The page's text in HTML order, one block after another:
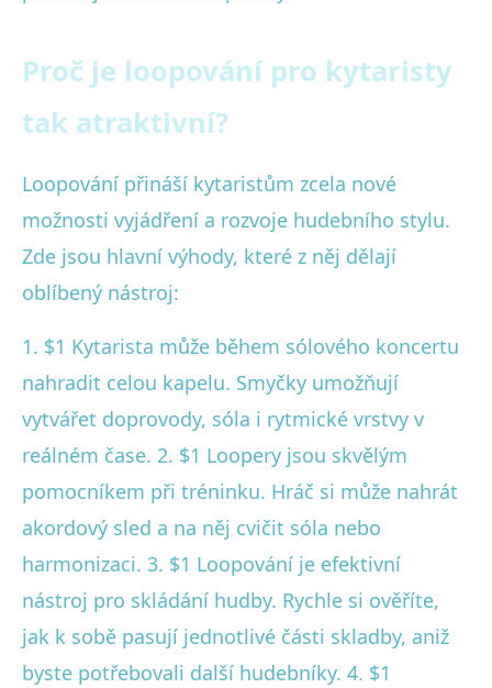
Proč je loopování pro kytaristy
tak atraktivní?
Loopování přináší kytaristům zcela nové
možnosti vyjádření a rozvoje hudebního stylu.
Zde jsou hlavní výhody, které z něj dělají
oblíbený nástroj:
1. $1 Kytarista může během sólového koncertu
nahradit celou kapelu. Smyčky umožňují
vytvářet doprovody, sóla i rytmické vrstvy v
reálném čase. 2. $1 Loopery jsou skvělým
pomocníkem při tréninku. Hráč si může nahrát
akordový sled a na něj cvičit sóla nebo
harmonizaci. 3. $1 Loopování je efektivní
nástroj pro skládání hudby. Rychle si ověříte,
jak k sobě pasují jednotlivé části skladby, aniž
byste potřebovali další hudebníky. 4. $1